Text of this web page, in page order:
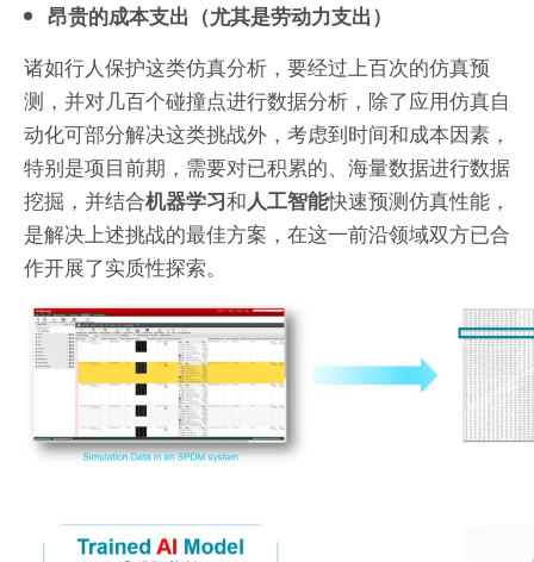
昂贵的成本支出（尤其是劳动力支出）
诸如行人保护这类仿真分析，要经过上百次的仿真预
测，并对几百个碰撞点进行数据分析，除了应用仿真自
动化可部分解决这类挑战外，考虑到时间和成本因素，
特别是项目前期，需要对已积累的、海量数据进行数据
挖掘，并结合机器学习和人工智能快速预测仿真性能，
是解决上述挑战的最佳方案，在这一前沿领域双方已合
作开展了实质性探索。